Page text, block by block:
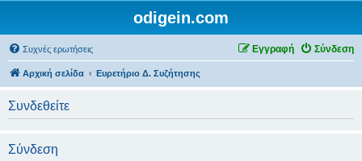
odigein.com
Συχνές ερωτήσεις Σύνδεση
Εγγραφή
Αρχική σελίδα Ευρετήριο Δ. Συζήτησης
Συνδεθείτε
Σύνδεση